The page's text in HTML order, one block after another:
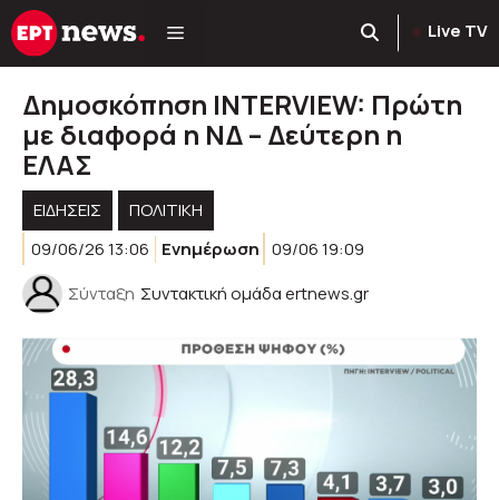
Μετάβαση
σε
Live TV
Δημοσκόπηση INTERVIEW: Πρώτη
με διαφορά η ΝΔ – Δεύτερη η
ΕΛΑΣ
ΕΙΔΗΣΕΙΣ
ΠΟΛΙΤΙΚΉ
09/06/26 13:06
Ενημέρωση 09/06 19:09
Σύνταξη Συντακτική ομάδα ertnews.gr